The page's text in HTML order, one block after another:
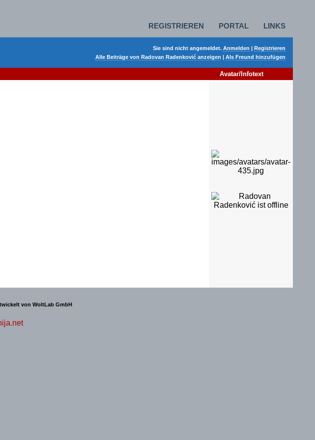
REGISTRIEREN PORTAL LINKS
Sie sind nicht angemeldet. Anmelden | Registrieren
Alle Beiträge von Radovan Radenković anzeigen | Als Freund hinzufügen
Avatar/Infotext
von WoltLab GmbH